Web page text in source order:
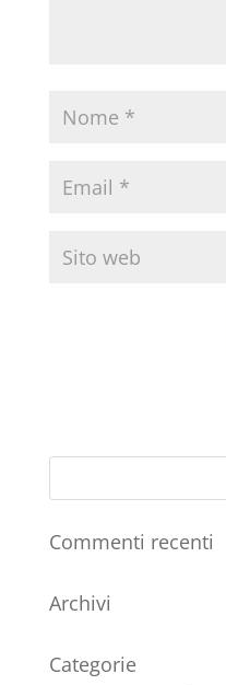
Commenti recenti
Archivi
Categorie